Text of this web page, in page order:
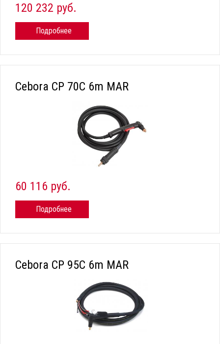
120 232 руб.
Подробнее
Cebora CP 70C 6m MAR
60 116 руб.
Подробнее
Cebora CP 95C 6m MAR